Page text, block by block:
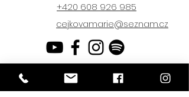
+420 608 926 985
cejkovamarie@seznam.cz